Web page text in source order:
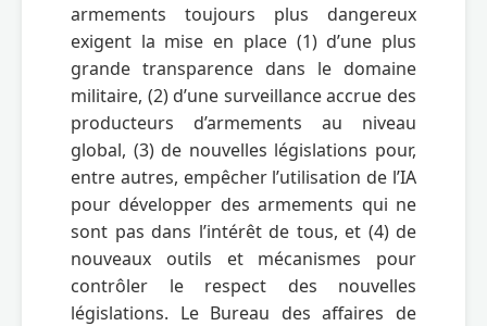
armements toujours plus dangereux
exigent la mise en place (1) d’une plus
grande transparence dans le domaine
militaire, (2) d’une surveillance accrue des
producteurs d’armements au niveau
global, (3) de nouvelles législations pour,
entre autres, empêcher l’utilisation de l’IA
pour développer des armements qui ne
sont pas dans l’intérêt de tous, et (4) de
nouveaux outils et mécanismes pour
contrôler le respect des nouvelles
législations. Le Bureau des affaires de